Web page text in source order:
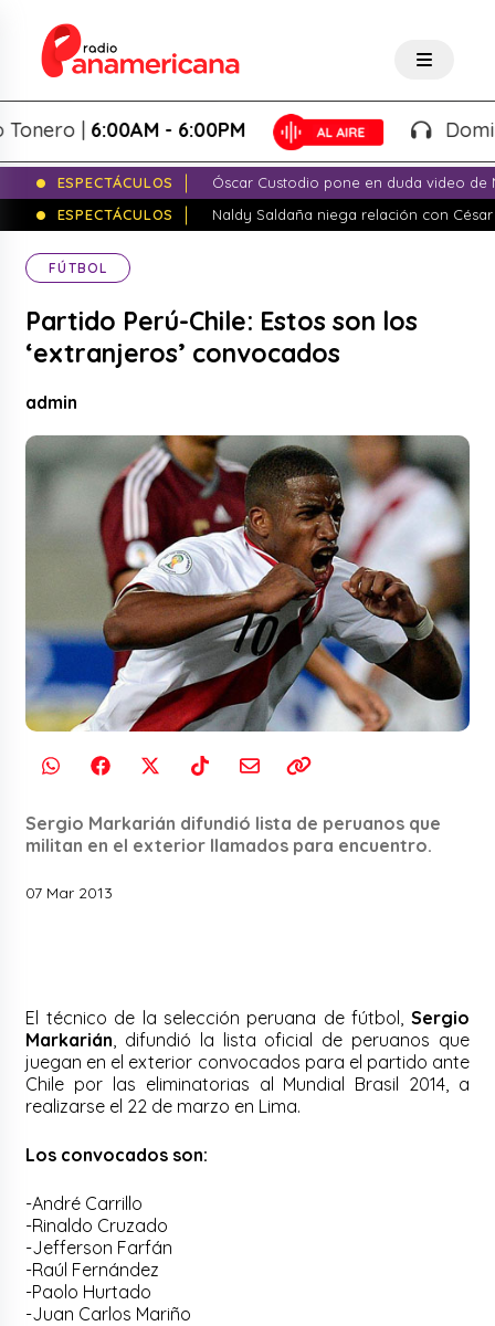
|6:00AM - 6:00PM
ESPECTÁCULOS
Óscar Custodio pone en duda video de
ESPECTÁCULOS
Naldy Saldaña niega relación con
FÚTBOL
Partido Perú-Chile: Estos son los
‘extranjeros’ convocados
admin
Sergio Markarián difundió lista de peruanos que
militan en el exterior llamados para encuentro.
07 Mar 2013
El técnico de la selección peruana de fútbol, Sergio
Markarián, difundió la lista oficial de peruanos que
juegan en el exterior convocados para el partido ante
Chile por las eliminatorias al Mundial Brasil 2014, a
realizarse el 22 de marzo en Lima.
Los convocados son:
-André Carrillo
-Rinaldo Cruzado
-Jefferson Farfán
-Raúl Fernández
-Paolo Hurtado
-Juan Carlos Mariño